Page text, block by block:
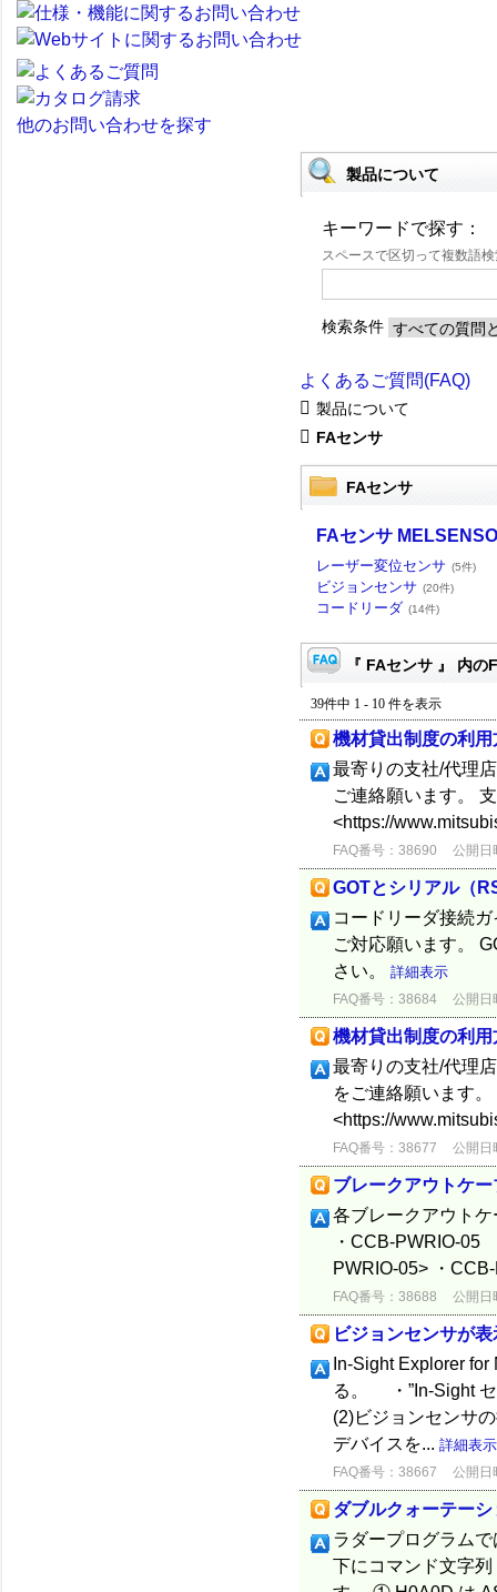
他のお問い合わせを探す
製品について
キーワードで探す：
スペースで区切って複数語
検索条件
よくあるご質問(FAQ)
製品について
FAセンサ
FAセンサ
FAセンサ
レーザー変位センサ (5件)
ビジョンセンサ (20件)
コードリーダ (14件)
『 FAセンサ 』 内の
39件中 1 - 10 件を表示
機材貸出制度の利用
最寄りの支社/代理
ご連絡願います。
<https://
FAQ番号：38690 公開日
GOTとシリアル（
コードリーダ接続
ご対応願います。
さい。 詳細表示
FAQ番号：38684 公開日
機材貸出制度の利用
最寄りの支社/代理
をご連絡願います
<https://
FAQ番号：38677 公開日
ブレークアウトケ
各ブレークアウト
・CCB-PWRIO-05
PWRIO-05> ・
FAQ番号：38688 公開日
ビジョンセンサが
In-Sight Explorer
る。 ・”In-Sight セ
(2)ビジョンセンサ
デバイスを... 詳細表示
FAQ番号：38667 公開日
ダブルクォーテー
ラダープログラム
下にコマンド文字